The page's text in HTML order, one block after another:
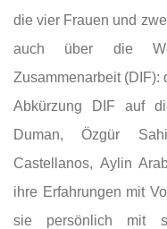
die vier Frauen und
auch über die
Zusammenarbeit (DIF):
Abkürzung DIF auf
Duman, Özgür
Castellanos, Aylin
ihre Erfahrungen mit
sie persönlich mit